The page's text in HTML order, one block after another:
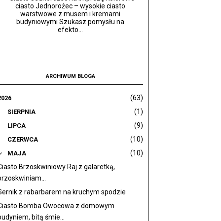
ciasto Jednorożec – wysokie ciasto
warstwowe z musem i kremami
budyniowymi Szukasz pomysłu na
efekto...
ARCHIWUM BLOGA
(63)
SIERPNIA (1)
LIPCA (9)
CZERWCA (10)
MAJA
(10)
Brzoskwiniowy Raj z galaretką,
z rabarbarem na kruchym spodzie
Bomba Owocowa z domowym
bitą śmie...